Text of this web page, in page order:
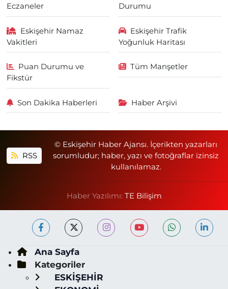
Eczaneler
Durumu
Eskişehir Namaz
Vakitleri
Eskişehir Trafik
Yoğunluk Haritası
Puan Durumu ve
Fikstür
Tüm Manşetler
Son Dakika Haberleri Haber Arşivi
RSS
© Eskişehir Haber Ajansı. İçerikten yazarları
sorumludur; haber, yazı ve fotoğraflar izinsiz
kullanılamaz.
Haber Yazılımı: TE Bilişim
Ana Sayfa
Kategoriler
ESKİŞEHİR